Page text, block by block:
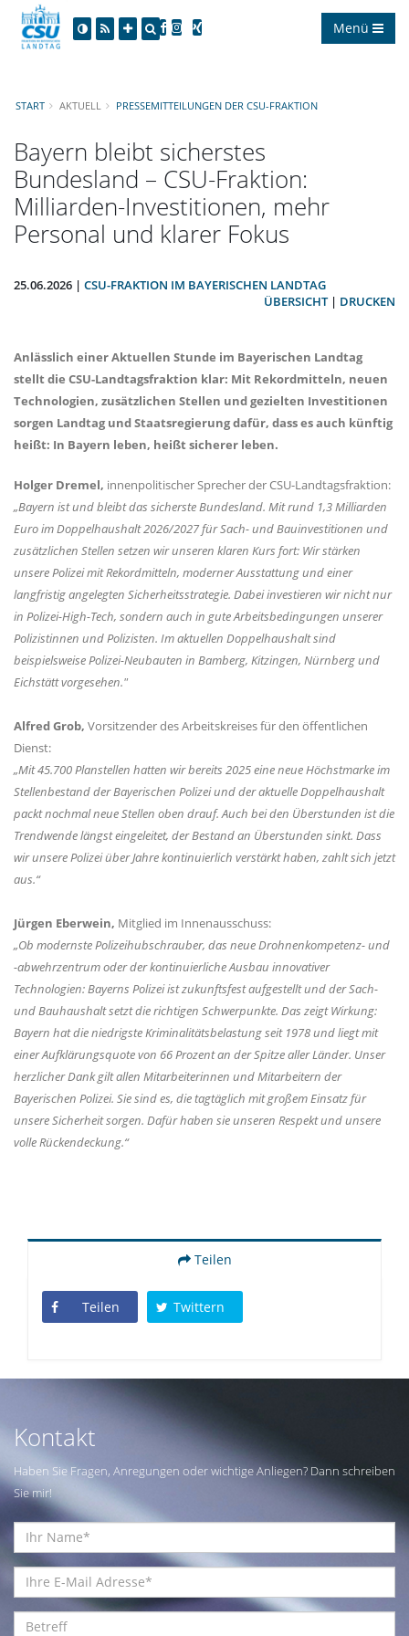
Menü
START AKTUELL PRESSEMITTEILUNGEN DER CSU-FRAKTION
Bayern bleibt sicherstes
Bundesland – CSU-Fraktion:
Milliarden-Investitionen, mehr
Personal und klarer Fokus
25.06.2026 | CSU-FRAKTION IM BAYERISCHEN LANDTAG
ÜBERSICHT| DRUCKEN
Anlässlich einer Aktuellen Stunde im Bayerischen Landtag
stellt die CSU-Landtagsfraktion klar: Mit Rekordmitteln, neuen
Technologien, zusätzlichen Stellen und gezielten Investitionen
sorgen Landtag und Staatsregierung dafür, dass es auch künftig
heißt: In Bayern leben, heißt sicherer leben.
Holger Dremel, innenpolitischer Sprecher der CSU-Landtagsfraktion:
Bayern ist und bleibt das sicherste Bundesland. Mit rund 1,3 Milliarden
Euro im Doppelhaushalt 2026/2027 für Sach- und Bauinvestitionen und
zusätzlichen Stellen setzen wir unseren klaren Kurs fort: Wir stärken
unsere Polizei mit Rekordmitteln, moderner Ausstattung und einer
langfristig angelegten Sicherheitsstrategie. Dabei investieren wir nicht nur
in Polizei-High-Tech, sondern auch in gute Arbeitsbedingungen unserer
Polizistinnen und Polizisten. Im aktuellen Doppelhaushalt sind
beispielsweise Polizei-Neubauten in Bamberg, Kitzingen, Nürnberg und
Eichstätt vorgesehen."
Alfred Grob, Vorsitzender des Arbeitskreises für den öffentlichen
Dienst:
Mit 45.700 Planstellen hatten wir bereits 2025 eine neue Höchstmarke im
Stellenbestand der Bayerischen Polizei und der aktuelle Doppelhaushalt
packt nochmal neue Stellen oben drauf. Auch bei den Überstunden ist die
Trendwende längst eingeleitet, der Bestand an Überstunden sinkt. Dass
wir unsere Polizei über Jahre kontinuierlich verstärkt haben, zahlt sich jetzt
aus.“
Jürgen Eberwein, Mitglied im Innenausschuss:
Ob modernste Polizeihubschrauber, das neue Drohnenkompetenz- und
-abwehrzentrum oder der kontinuierliche Ausbau innovativer
Technologien: Bayerns Polizei ist zukunftsfest aufgestellt und der Sach-
und Bauhaushalt setzt die richtigen Schwerpunkte. Das zeigt Wirkung:
Bayern hat die niedrigste Kriminalitätsbelastung seit 1978 und liegt mit
einer Aufklärungsquote von 66 Prozent an der Spitze aller Länder. Unser
herzlicher Dank gilt allen Mitarbeiterinnen und Mitarbeitern der
Bayerischen Polizei. Sie sind es, die tagtäglich mit großem Einsatz für
unsere Sicherheit sorgen. Dafür haben sie unseren Respekt und unsere
volle Rückendeckung.“
Teilen
Teilen Twittern
Kontakt
Haben Sie Fragen, Anregungen oder wichtige Anliegen? Dann schreiben
Sie mir!